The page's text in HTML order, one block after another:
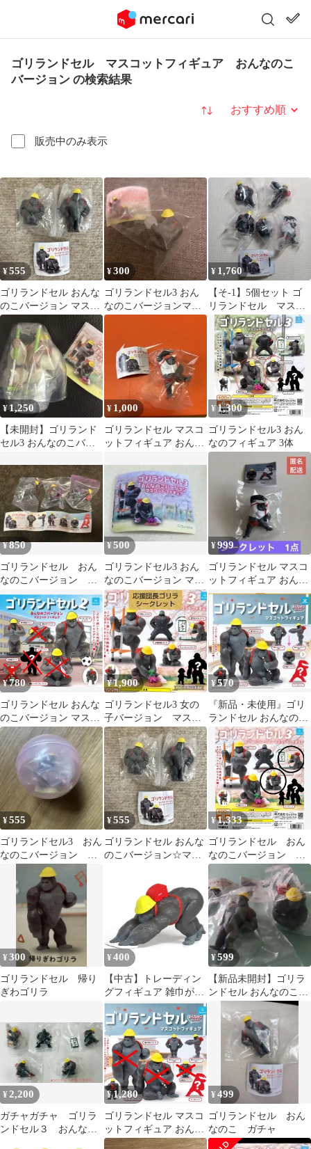
ゴリランドセル マスコットフィギュア おんなのこ
バージョン の検索結果
販売中のみ表示
並び替え
¥555
ゴリランドセル おんな
のこバージョン マスコ
ットフィギュア2種セッ
ト☆バラ売り可
¥300
ゴリランドセル3 おん
なのこバージョンマス
コットフィギュア
¥ 1,760
【そ-1】5個セット ゴ
リランドセル マスコ
ットフィギュア おん
なのこバージョン
¥1,250
【未開封】ゴリランド
セル3 おんなのこバー
ギュア
¥ 1,000
ゴリランドセル マスコ
ットフィギュア おんな
レット
¥ 1,300
ゴリランドセル3 おん
なのフィギュア 3体
¥850
ゴリランドセル おん
なのこバージョン マ
スコットフィギュア 3
体セット
¥500
ゴリランドセル3 おん
なのこバージョン マス
コットフィギュア
¥999
ゴリランドセル マスコ
ットフィギュア おんな
のこバージョン シーク
レット
¥780
ゴリランドセル おんな
のこバージョン マスコ
ットフィギュア2 × 2種
セット ガチャガチャ カ
プセルトイ ゴリラ ラン
ドセル 1. 視力検査ゴリ
ラ 3. サッカーボールと
ゴリラ
¥1,900
ゴリランドセル3 女の
子バージョン マスコ
ットフィギュア
¥570
『新品・未使用』ゴリ
ランドセル おんなのこ
バージョンマスコット
フィギュア体育座り
¥555
ゴリランドセル3 おん
なのこバージョン 芋
掘りゴリラ
¥555
ゴリランドセル おんな
のこバージョン☆マス
☆バラ売り可
¥1,333
ゴリランドセル おん
なのこバージョン マ
スコットフィギュア3
¥300
ゴリランドセル 帰り
ぎわゴリラ
¥ 400
【中古】トレーディン
グフィギュア 雑巾がけ
ゴリラ 「ゴリランドセ
ル おんなのこバージョ
ン マスコットフィギュ
ア2」
¥599
【新品未開封】ゴリラ
ンドセル おんなのこバ
ージョン 2種セット
¥ 2,200
ガチャガチャ ゴリラ
ンドセル３ おんなの
¥1,280
ゴリランドセル マスコ
ットフィギュア おんな
のこバージョン 3種セ
¥499
ゴリランドセル おん
なのこ ガチャ